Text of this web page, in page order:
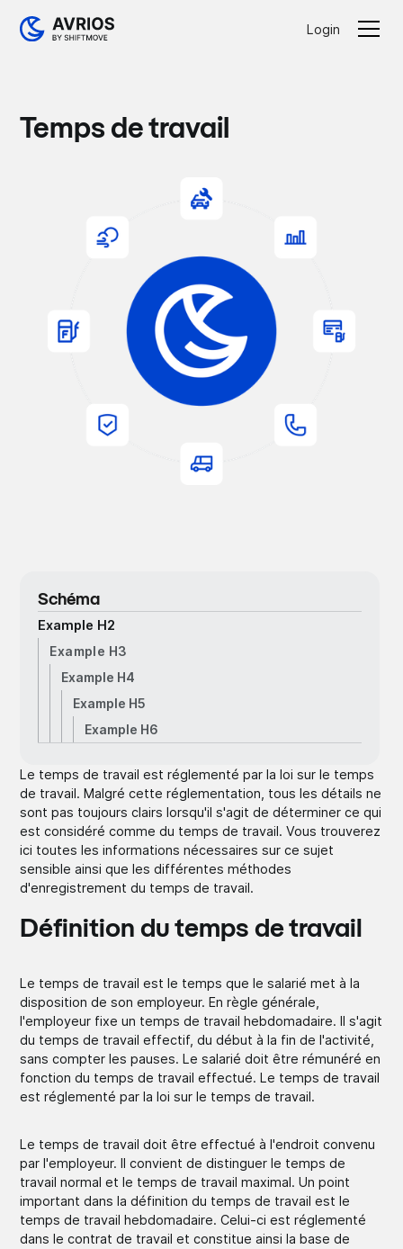
Login
Temps de travail
Schéma
Example H2
Example H3
Example H4
Example H5
Example H6
Le temps de travail est réglementé par la loi sur le temps
de travail. Malgré cette réglementation, tous les détails ne
sont pas toujours clairs lorsqu'il s'agit de déterminer ce qui
est considéré comme du temps de travail. Vous trouverez
ici toutes les informations nécessaires sur ce sujet
sensible ainsi que les différentes méthodes
d'enregistrement du temps de travail.
Définition du temps de travail
Le temps de travail est le temps que le salarié met à la
disposition de son employeur. En règle générale,
l'employeur fixe un temps de travail hebdomadaire. Il s'agit
du temps de travail effectif, du début à la fin de l'activité,
sans compter les pauses. Le salarié doit être rémunéré en
fonction du temps de travail effectué. Le temps de travail
est réglementé par la loi sur le temps de travail.
Le temps de travail doit être effectué à l'endroit convenu
par l'employeur. Il convient de distinguer le temps de
travail normal et le temps de travail maximal. Un point
important dans la définition du temps de travail est le
temps de travail hebdomadaire. Celui-ci est réglementé
dans le contrat de travail et constitue ainsi la base de